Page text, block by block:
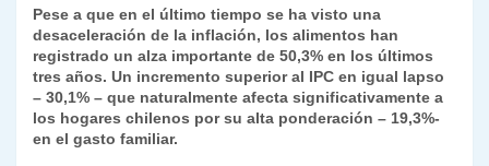
s
A
p
p
gr
a
m
e
b
o
o
er e
dI
n
y
Li
n
k
l
l
nt
Fr
ie
n
m
p
ar
tir
Pese a que en el último tiempo se ha visto una
desaceleración de la inflación, los alimentos han
registrado un alza importante de 50,3% en los últimos
tres años. Un incremento superior al IPC en igual lapso
– 30,1% – que naturalmente afecta significativamente a
los hogares chilenos por su alta ponderación – 19,3%-
en el gasto familiar.